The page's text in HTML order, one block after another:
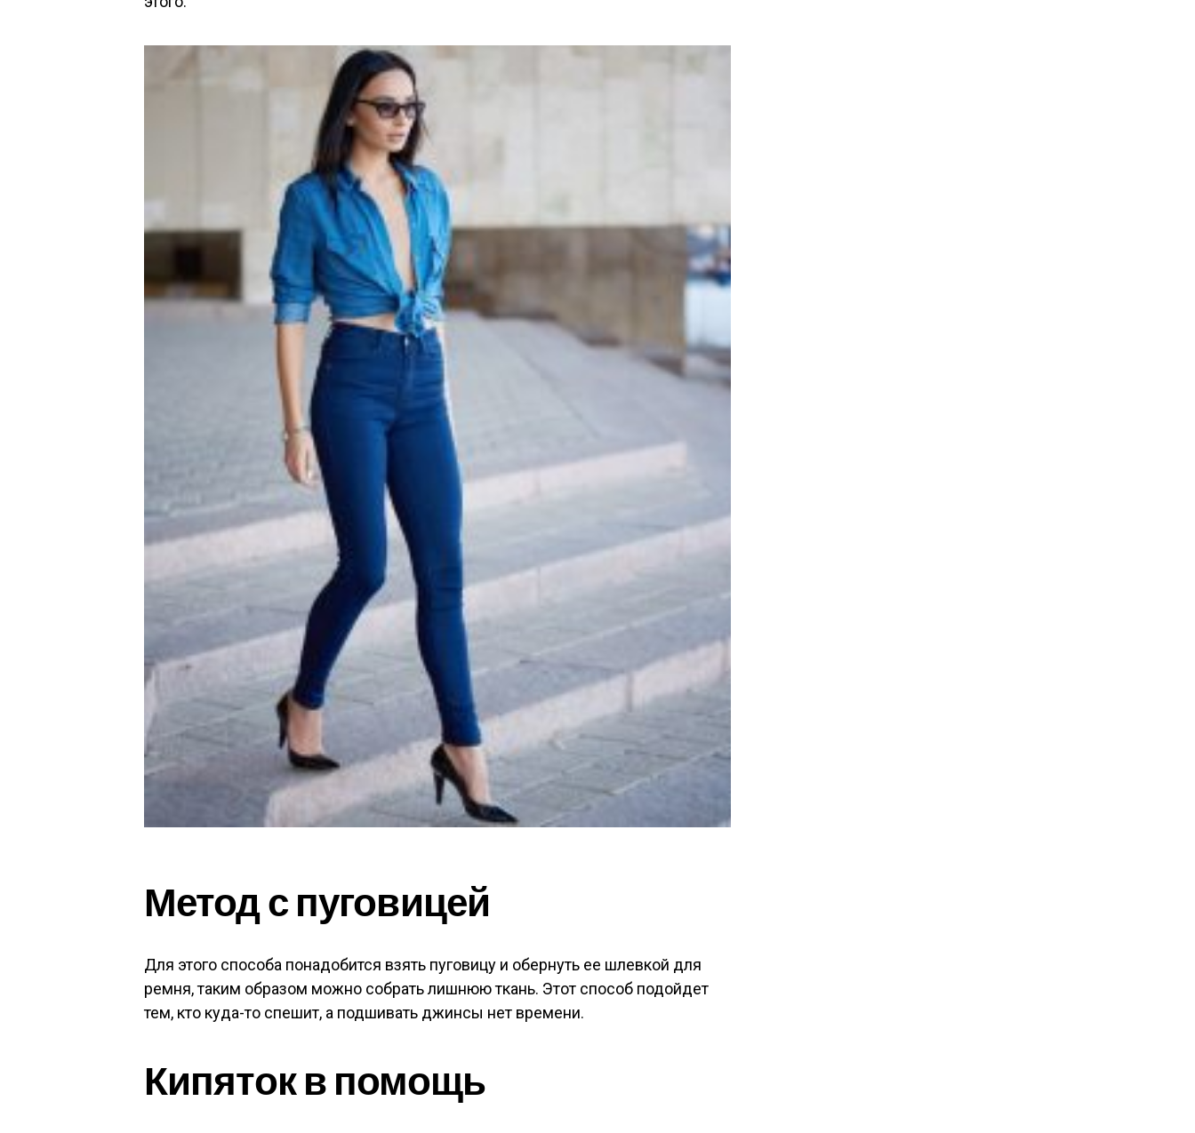
Метод с пуговицей
Для этого способа понадобится взять пуговицу и обернуть ее шлевкой для
ремня, таким образом можно собрать лишнюю ткань. Этот способ подойдет
тем, кто куда-то спешит, а подшивать джинсы нет времени.
Кипяток в помощь